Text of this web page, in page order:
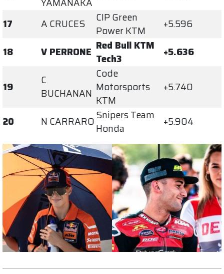
17
A CRUCES
CIP Green
Power KTM
+5.596
18
V PERRONE Red Bull KTM
Tech3
+5.636
19
C
BUCHANAN
Code
Motorsports
KTM
+5.740
20 N CARRAROSnipers Team
Honda
+5.904